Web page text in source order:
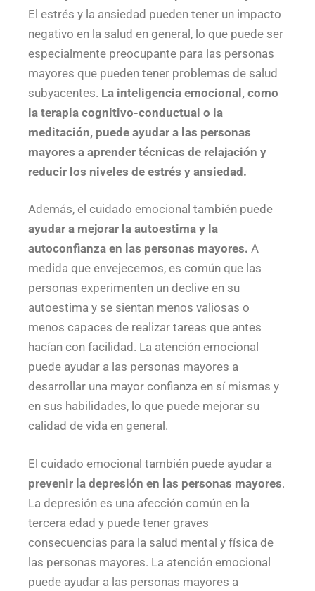
El estrés y la ansiedad pueden tener un impacto
negativo en la salud en general, lo que puede ser
especialmente preocupante para las personas
mayores que pueden tener problemas de salud
subyacentes. La inteligencia emocional, como
la terapia cognitivo-conductual o la
meditación, puede ayudar a las personas
mayores a aprender técnicas de relajación y
reducir los niveles de estrés y ansiedad.
Además, el cuidado emocional también puede
ayudar a mejorar la autoestima y la
autoconfianza en las personas mayores. A
medida que envejecemos, es común que las
personas experimenten un declive en su
autoestima y se sientan menos valiosas o
menos capaces de realizar tareas que antes
hacían con facilidad. La atención emocional
puede ayudar a las personas mayores a
desarrollar una mayor confianza en sí mismas y
en sus habilidades, lo que puede mejorar su
calidad de vida en general.
El cuidado emocional también puede ayudar a
prevenir la depresión en las personas mayores.
La depresión es una afección común en la
tercera edad y puede tener graves
consecuencias para la salud mental y física de
las personas mayores. La atención emocional
puede ayudar a las personas mayores a